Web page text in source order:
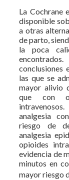
La Cochrane
disponible
a otras
de parto,
la poca
conclusiones
las que se
mayor alivio
que con
analgesia
riesgo de
analgesia
opioides
evidencia de
minutos en
mayor riesgo